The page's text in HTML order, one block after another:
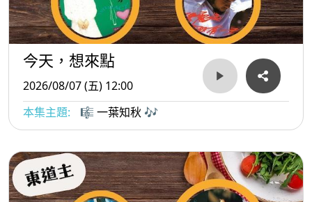
今天，想來點
2026/08/07 (五) 12:00
本集主題:
🎼 一葉知秋 🎶